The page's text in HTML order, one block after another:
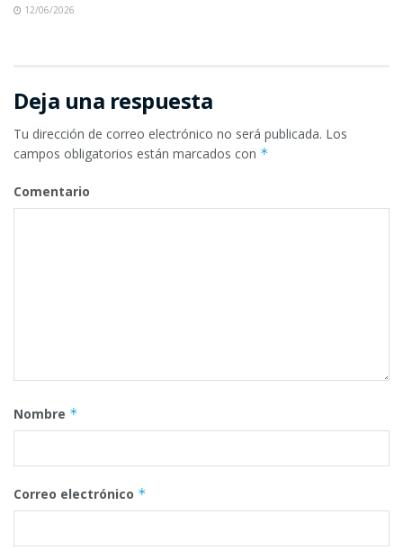
12/06/2026
Deja una respuesta
Tu dirección de correo electrónico no será publicada. Los
campos obligatorios están marcados con *
Comentario
Nombre *
Correo electrónico *